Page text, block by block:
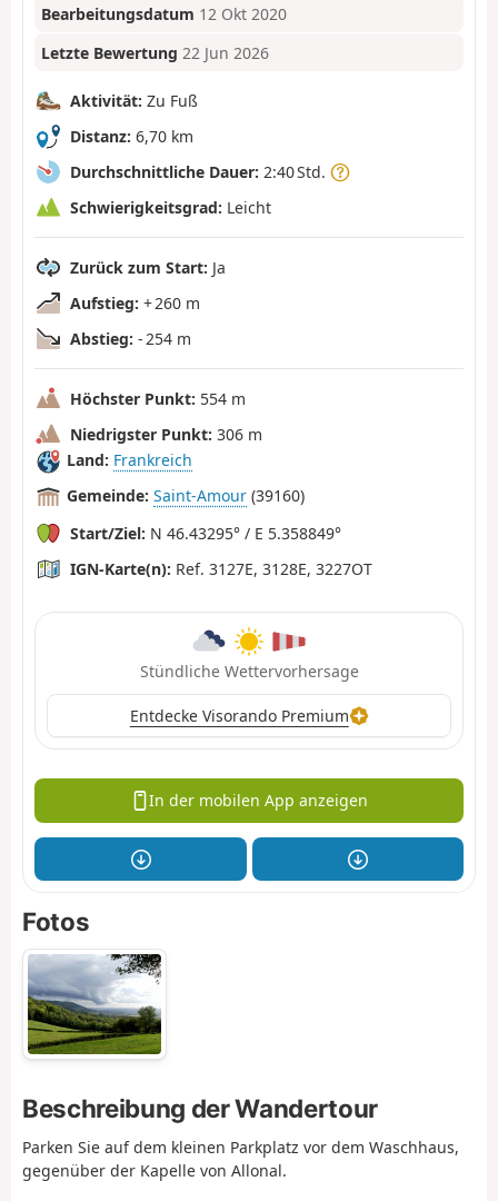
Bearbeitungsdatum 12 Okt 2020
Letzte Bewertung 22 Jun 2026
Aktivität: Zu Fuß
Distanz: 6,70 km
Durchschnittliche Dauer: 2:40 Std.
Schwierigkeitsgrad: Leicht
Zurück zum Start: Ja
Aufstieg: + 260 m
Abstieg: - 254 m
Höchster Punkt: 554 m
Niedrigster Punkt: 306 m
Land: Frankreich
Gemeinde: Saint-Amour (39160)
Start/Ziel: N 46.43295° / E 5.358849°
IGN-Karte(n): Ref. 3127E, 3128E, 3227OT
Stündliche Wettervorhersage
Entdecke Visorando Premium
In der mobilen App anzeigen
Fotos
Beschreibung der Wandertour
Parken Sie auf dem kleinen Parkplatz vor dem Waschhaus,
gegenüber der Kapelle von Allonal.